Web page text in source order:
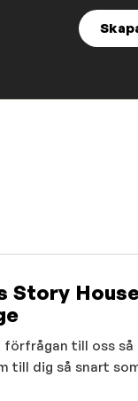
Story
förfrågan till oss så
till dig så snart